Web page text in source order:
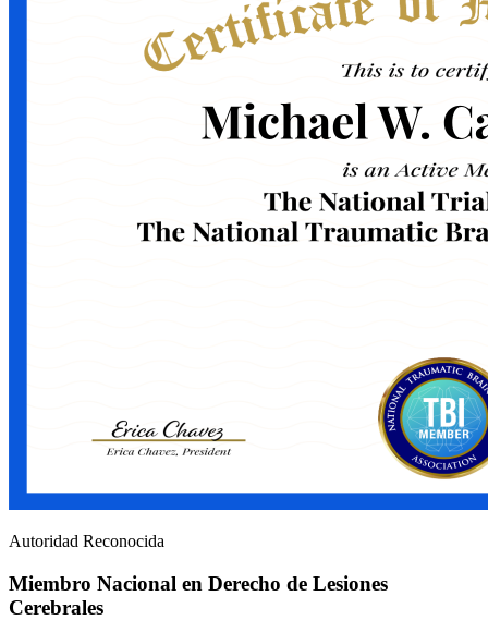
Autoridad Reconocida
Miembro Nacional en Derecho de Lesiones
Cerebrales